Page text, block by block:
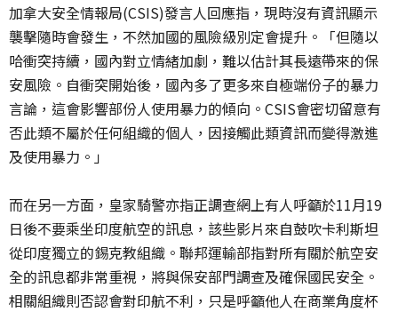
加拿大安全情報局(CSIS)發言人回應指，現時沒有資訊顯示
襲擊隨時會發生，不然加國的風險級別定會提升。「但隨以
哈衝突持續，國內對立情緒加劇，難以估計其長遠帶來的保
安風險。自衝突開始後，國內多了更多來自極端份子的暴力
言論，這會影響部份人使用暴力的傾向。CSIS會密切留意有
否此類不屬於任何組織的個人，因接觸此類資訊而變得激進
及使用暴力。」
而在另一方面，皇家騎警亦指正調查網上有人呼籲於11月19
日後不要乘坐印度航空的訊息，該些影片來自鼓吹卡利斯坦
從印度獨立的錫克教組織。聯邦運輸部指對所有關於航空安
全的訊息都非常重視，將與保安部門調查及確保國民安全。
相關組織則否認會對印航不利，只是呼籲他人在商業角度杯